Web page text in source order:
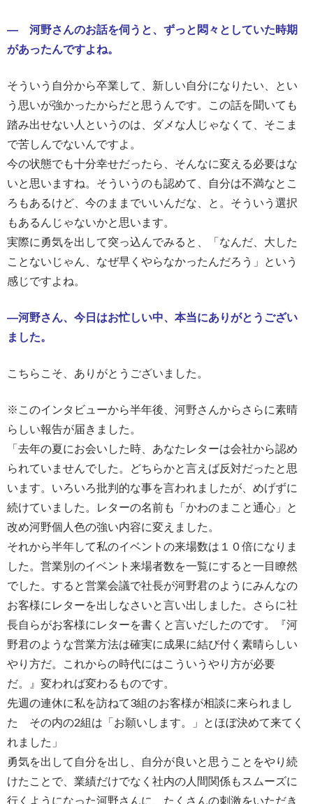
― 河野さんのお話を伺うと、ずっと悶々としていた時期
があったんですよね。
そういう自分から卒業して、新しい自分になりたい、とい
う思いが強かったからだと思うんです。この話を聞いても
踏み出せない人というのは、ダメな人じゃなくて、そこま
で苦しんでないんですよ。
今の状態でも十分幸せだったら、そんなに変える必要はな
いと思いますね。そういうのも認めて、自分は不満なとこ
ろもあるけど、今のままでいいんだな、と。そういう選択
もあるんじゃないかと思います。
実際に勇気を出して突っ込んでみると、「なんだ、大した
ことないじゃん、なぜ早くやらなかったんだろう」という
感じですよね。
―河野さん、今日はお忙しい中、本当にありがとうござい
ました。
こちらこそ、ありがとうございました。
※このインタビューから半年後、河野さんからさらに素晴
らしい報告が届きました。
「去年の夏にお会いした時、あなたレターは会社から認め
られていませんでした。どちらかと言えば反対だったと思
います。いろいろ批判的な事を言われましたが、めげずに
続けていました。レターの名前も「かわのまこと通心」と
改め河野個人色の強い内容に変えました。
それから半年して私のイベントの来場数は１０倍になりま
した。営業別のイベント来場者数を一覧にすると一目瞭然
でした。すると営業会議で社長が河野君のようにみんなの
お客様にレターを出しなさいと言い出しました。さらに社
長自らがお客様にレターを書くと言いだしたのです。『河
野君のような営業方法は確実に成果に結び付く素晴らしい
やり方だ。これからの時代にはこういうやり方が必要
だ。』変われば変わるものです。
先週の連休に私を訪ねて3組のお客様が相談に来られまし
た その内の2組は「お願いします。」とほぼ決めて来てく
れました」
勇気を出して自分を出し、自分が良いと思うことをやり続
けたことで、業績だけでなく社内の人間関係もスムーズに
行くようになった河野さんに、たくさんの刺激をいただき